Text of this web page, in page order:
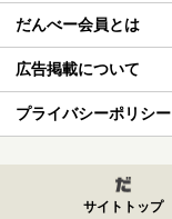
だんべー会員とは
広告掲載について
プライバシーポリシー
サイトトップ